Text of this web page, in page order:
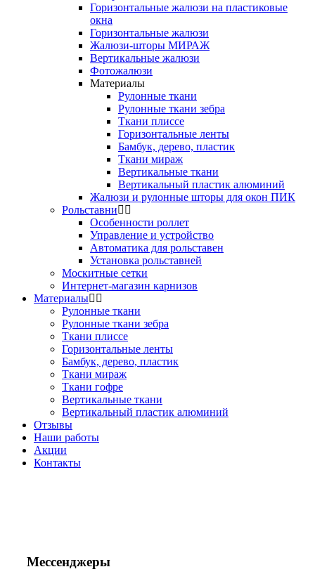
Горизонтальные жалюзи на пластиковые
окна
Горизонтальные жалюзи
Жалюзи-шторы МИРАЖ
Вертикальные жалюзи
Фотожалюзи
Материалы
Рулонные ткани
Рулонные ткани зебра
Ткани плиссе
Горизонтальные ленты
Бамбук, дерево, пластик
Ткани мираж
Вертикальные ткани
Вертикальный пластик алюминий
Жалюзи и рулонные шторы для окон ПИК
Рольставни
Особенности роллет
Управление и устройство
Автоматика для рольставен
Установка рольставней
Москитные сетки
Интернет-магазин карнизов
Материалы
Рулонные ткани
Рулонные ткани зебра
Ткани плиссе
Горизонтальные ленты
Бамбук, дерево, пластик
Ткани мираж
Ткани гофре
Вертикальные ткани
Вертикальный пластик алюминий
Отзывы
Наши работы
Акции
Контакты
Мессенджеры